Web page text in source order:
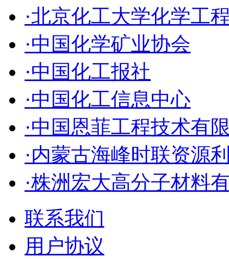
·北京化工大学化学工
·中国化学矿业协会
·中国化工报社
·中国化工信息中心
·中国恩菲工程技术有
·内蒙古海峰时联资源
·株洲宏大高分子材料
联系我们
用户协议